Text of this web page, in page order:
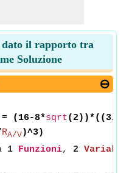
il rapporto tra
Soluzione
= (16-8*sqrt(2))*((3/
RA/V )^3)
1 Funzioni, 2